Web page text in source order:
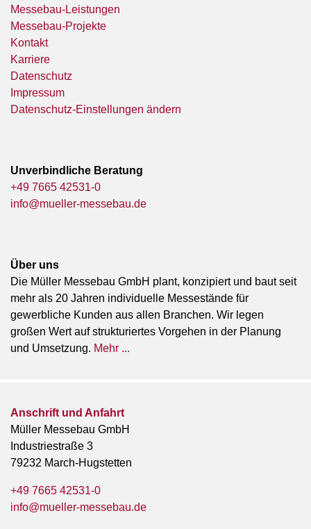
Messebau-Leistungen
Messebau-Projekte
Kontakt
Karriere
Datenschutz
Impressum
Datenschutz-Einstellungen ändern
Unverbindliche Beratung
+49 7665 42531-0
info@mueller-messebau.de
Über uns
Die Müller Messebau GmbH plant, konzipiert und baut seit
mehr als 20 Jahren individuelle Messestände für
gewerbliche Kunden aus allen Branchen. Wir legen
großen Wert auf strukturiertes Vorgehen in der Planung
und Umsetzung. Mehr ...
Anschrift und Anfahrt
Müller Messebau GmbH
Industriestraße 3
79232 March-Hugstetten
+49 7665 42531-0
info@mueller-messebau.de